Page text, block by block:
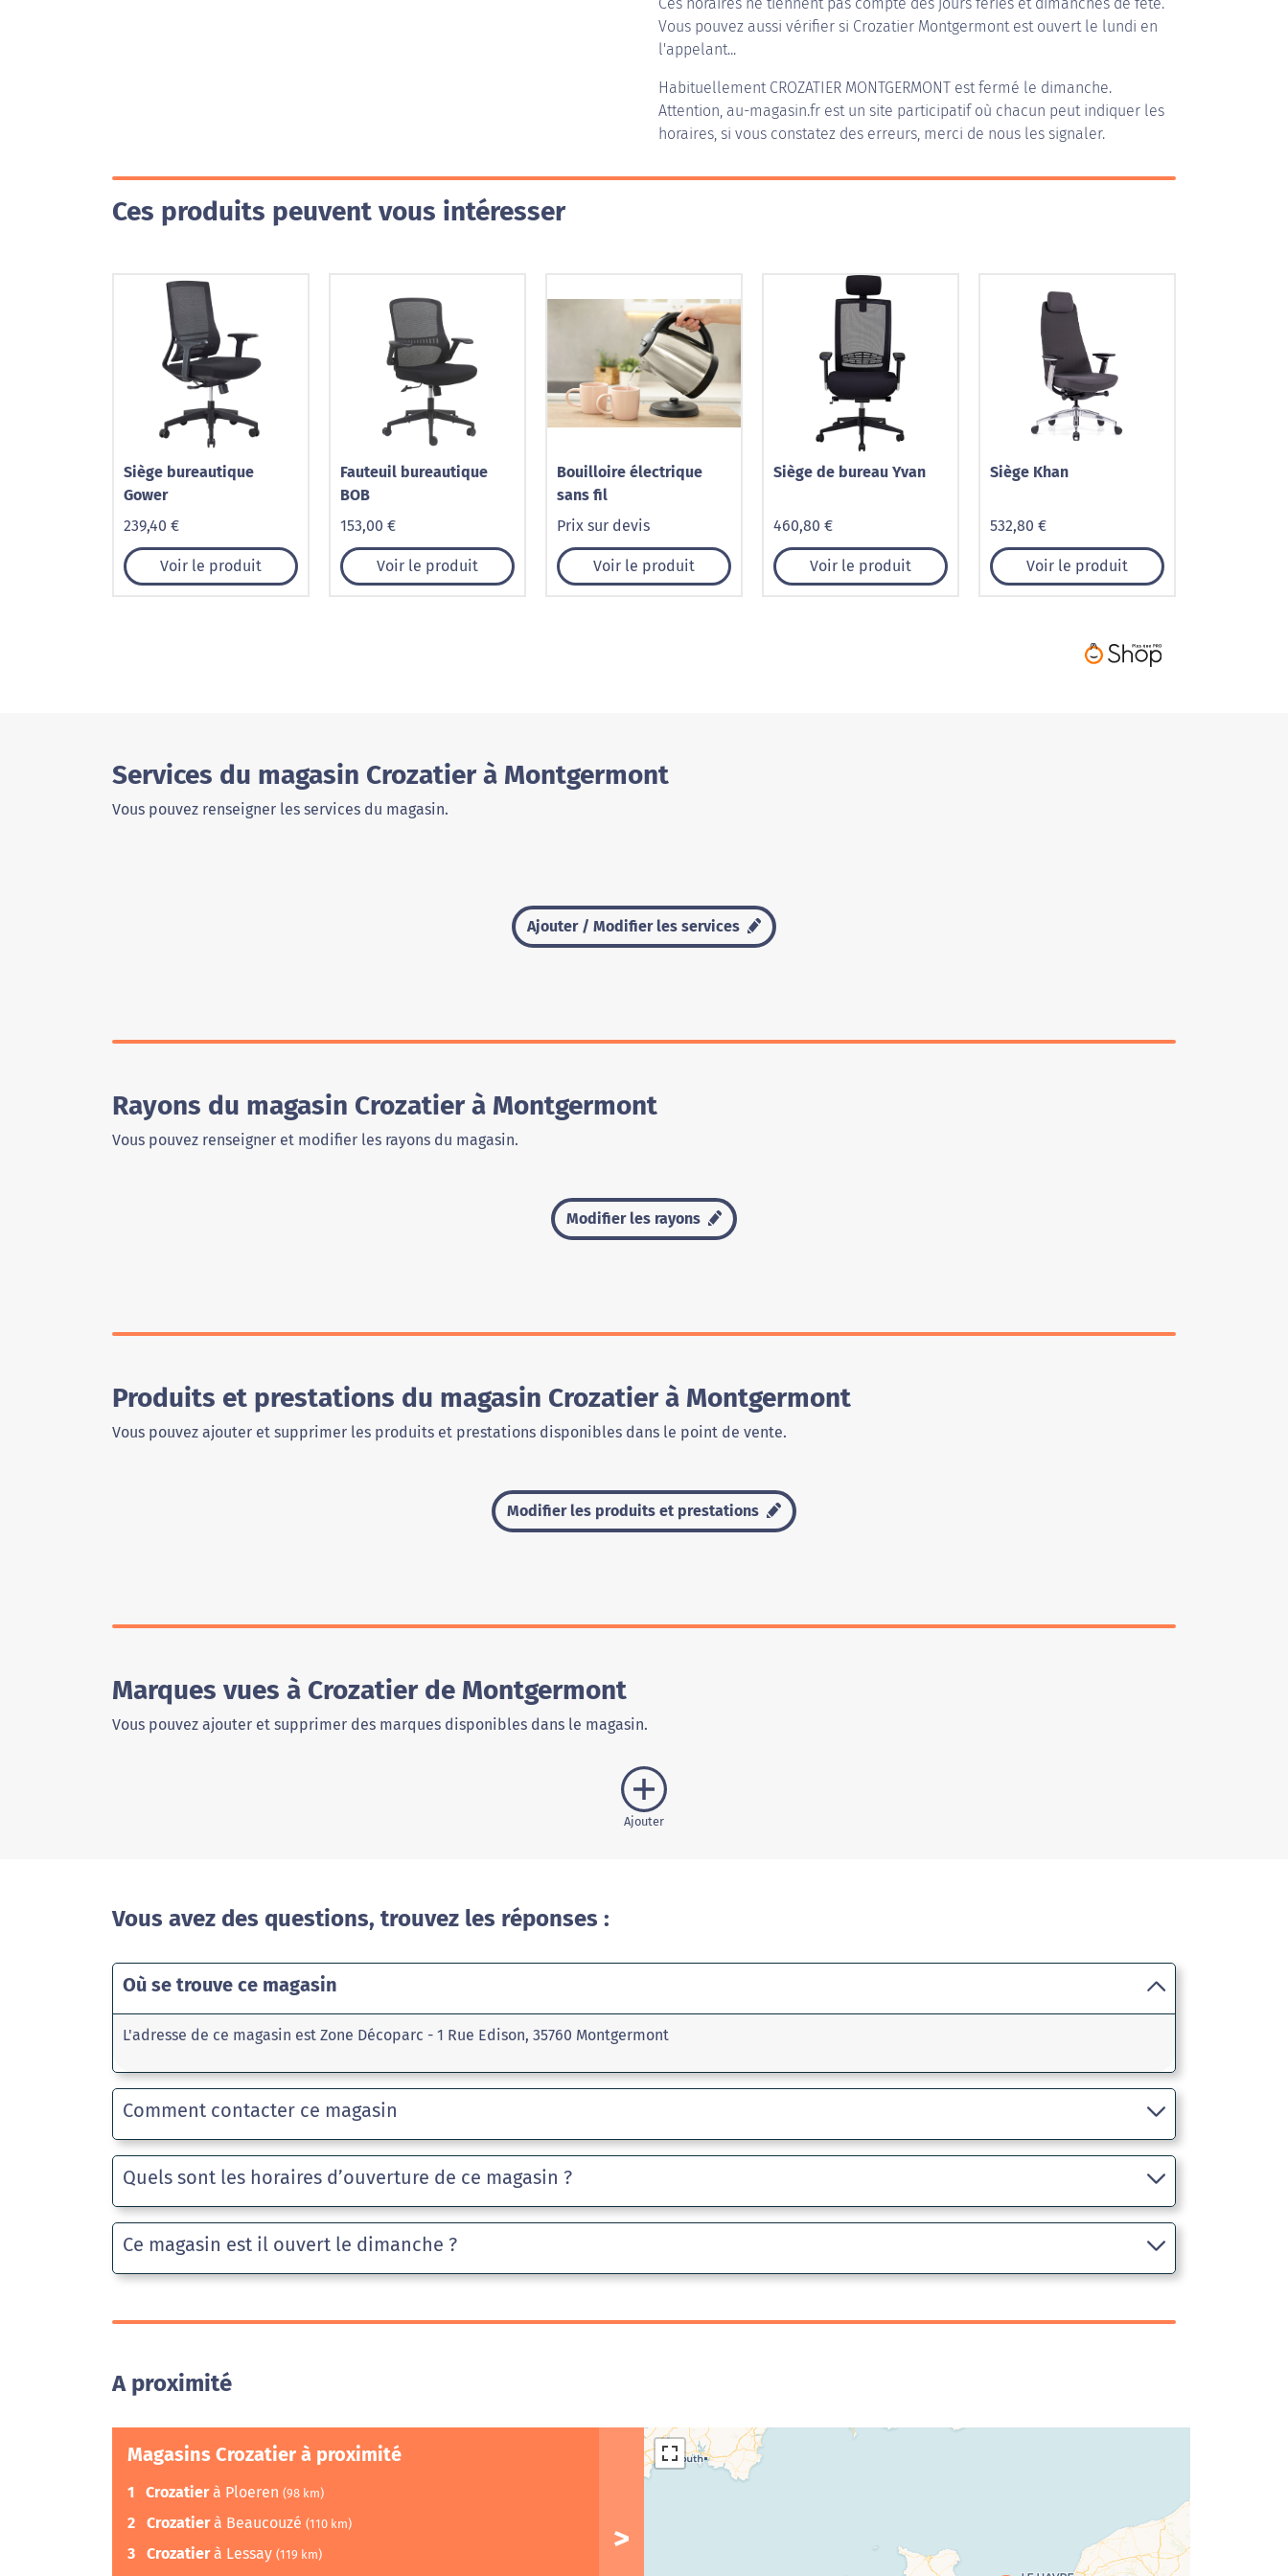
Vous pouvez aussi vérifier si Crozatier Montgermont est ouvert le lundi en
l'appelant...
Habituellement CROZATIER MONTGERMONT est fermé le dimanche.
Attention, au-magasin.fr est un site participatif où chacun peut indiquer les
horaires, si vous constatez des erreurs, merci de nous les signaler.
Ces produits peuvent vous intéresser
Siège bureautique
Gower
239,40 €
Voir le produit
Fauteuil bureautique
BOB
153,00 €
Voir le produit
Bouilloire électrique
sans fil
Prix sur devis
Voir le produit
Siège de bureau Yvan
460,80 €
Voir le produit
Siège Khan
532,80 €
Voir le produit
Services du magasin Crozatier à Montgermont
Vous pouvez renseigner les services du magasin.
Ajouter / Modifier les services
Rayons du magasin Crozatier à Montgermont
Vous pouvez renseigner et modifier les rayons du magasin.
Modifier les rayons
Produits et prestations du magasin Crozatier à Montgermont
Vous pouvez ajouter et supprimer les produits et prestations disponibles dans le point de vente.
Modifier les produits et prestations
Marques vues à Crozatier de Montgermont
Vous pouvez ajouter et supprimer des marques disponibles dans le magasin.
Ajouter
Vous avez des questions, trouvez les réponses :
Où se trouve ce magasin
L'adresse de ce magasin est Zone Décoparc - 1 Rue Edison, 35760 Montgermont
Comment contacter ce magasin
Quels sont les horaires d’ouverture de ce magasin ?
Ce magasin est il ouvert le dimanche ?
A proximité
Magasins Crozatier à proximité
1 Crozatierà Ploeren (98 km)
2 Crozatierà Beaucouzé (110 km)
3 Crozatierà Lessay (119 km)